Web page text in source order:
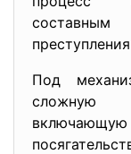
Под
сложную